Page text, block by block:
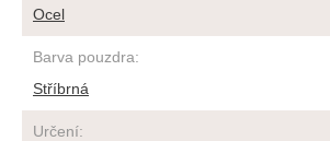
Ocel
Barva pouzdra:
Stříbrná
Určení: